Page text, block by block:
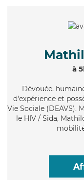
à
Dévouée,
d'expérience et
Vie Sociale (DEAVS).
le HIV / Sida,